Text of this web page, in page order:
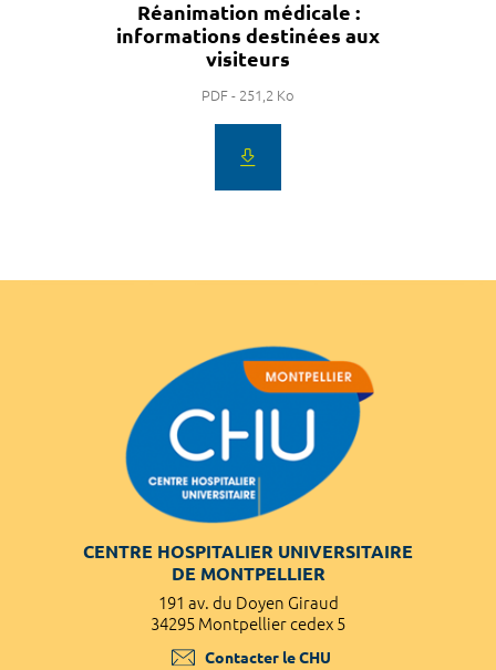
Réanimation médicale :
informations destinées aux
visiteurs
PDF - 251,2 Ko
CENTRE HOSPITALIER UNIVERSITAIRE
DE MONTPELLIER
191 av. du Doyen Giraud
34295 Montpellier cedex 5
Contacter le CHU